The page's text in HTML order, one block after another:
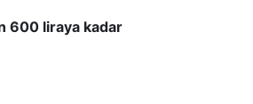
600 liraya kadar